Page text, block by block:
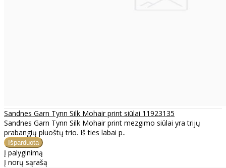
Sandnes Garn Tynn Silk Mohair print siūlai 11923135
Sandnes Garn Tynn Silk Mohair print mezgimo siūlai yra trijų
prabangių pluoštų trio. Iš ties labai p..
Į palyginimą
Į norų sąrašą